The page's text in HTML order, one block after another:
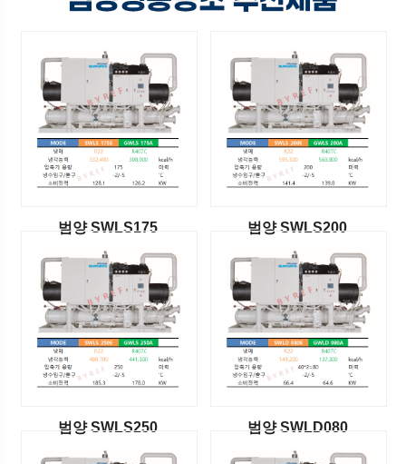
범양 SWLS175 범양 SWLS200
범양 SWLS250 범양 SWLD080